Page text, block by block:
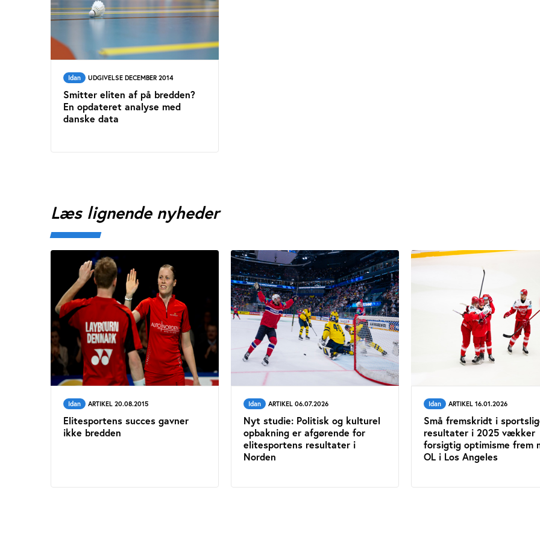
Idan UDGIVELSE DECEMBER 2014
Smitter eliten af på bredden?
En opdateret analyse med
danske data
Læs lignende nyheder
Idan ARTIKEL 20.08.2015
Elitesportens succes gavner
ikke bredden
Idan ARTIKEL 06.07.2026
Nyt studie: Politisk og kulturel
opbakning er afgørende for
elitesportens resultater i
Norden
Idan ARTIKEL 16.01.2026
Små fremskridt i
resultater i 2025 vækker
forsigtig optimisme frem
OL i Los Angeles